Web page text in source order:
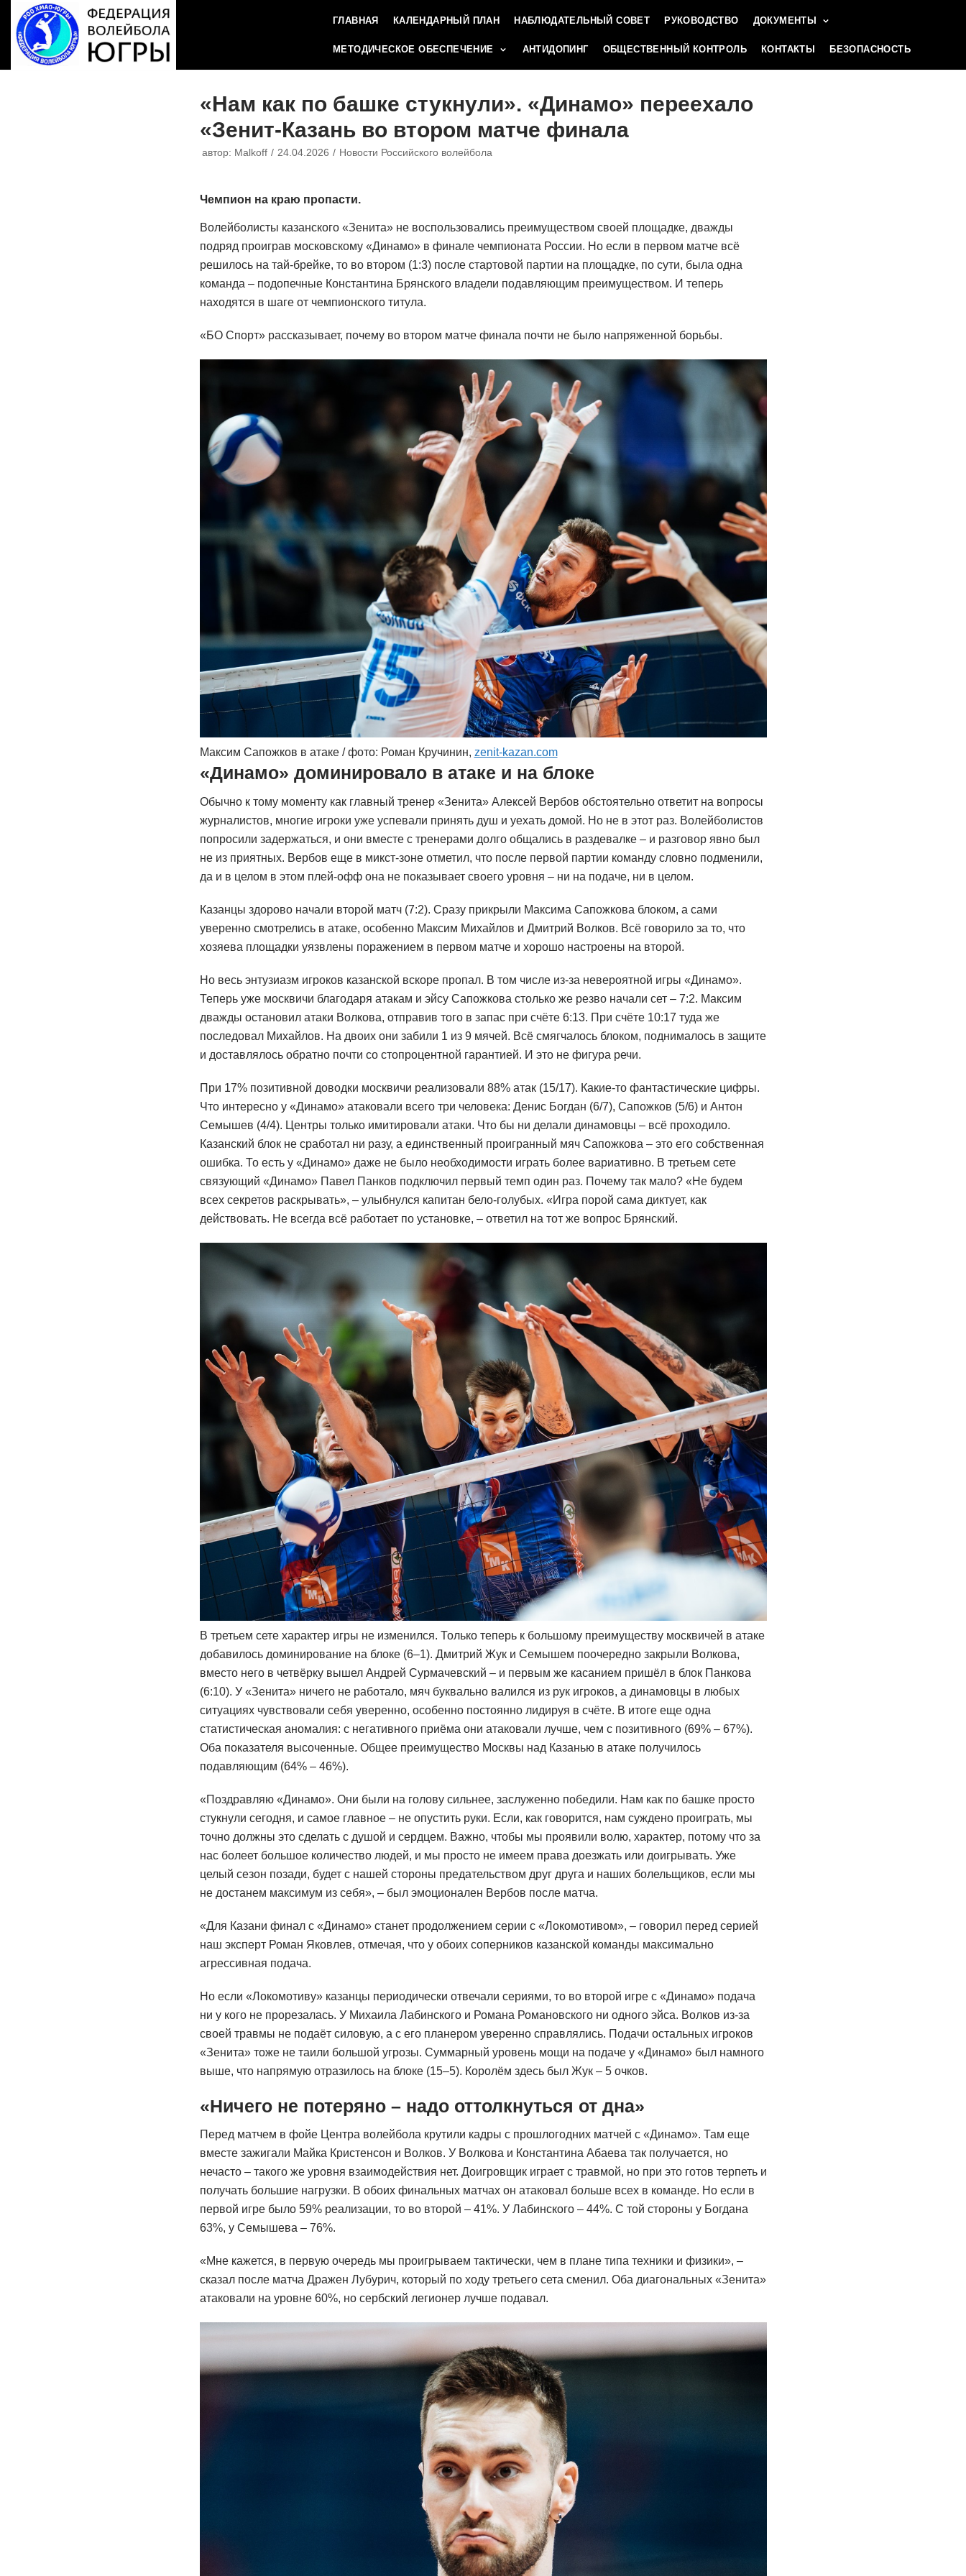
Перейти
к
содержимому
ГЛАВНАЯ КАЛЕНДАРНЫЙ ПЛАН НАБЛЮДАТЕЛЬНЫЙ СОВЕТ РУКОВОДСТВО ДОКУМЕНТЫ
МЕТОДИЧЕСКОЕ ОБЕСПЕЧЕНИЕ АНТИДОПИНГ ОБЩЕСТВЕННЫЙ КОНТРОЛЬ КОНТАКТЫ БЕЗОПАСНОСТЬ
«Нам как по башке стукнули». «Динамо» переехало
«Зенит-Казань во втором матче финала
автор: Malkoff 24.04.2026 Новости Российского волейбола
Чемпион на краю пропасти.
Волейболисты казанского «Зенита» не воспользовались преимуществом своей площадке, дважды
подряд проиграв московскому «Динамо» в финале чемпионата России. Но если в первом матче всё
решилось на тай-брейке, то во втором (1:3) после стартовой партии на площадке, по сути, была одна
команда – подопечные Константина Брянского владели подавляющим преимуществом. И теперь
находятся в шаге от чемпионского титула.
«БО Спорт» рассказывает, почему во втором матче финала почти не было напряженной борьбы.
Максим Сапожков в атаке / фото: Роман Кручинин, zenit-kazan.com
«Динамо» доминировало в атаке и на блоке
Обычно к тому моменту как главный тренер «Зенита» Алексей Вербов обстоятельно ответит на вопросы
журналистов, многие игроки уже успевали принять душ и уехать домой. Но не в этот раз. Волейболистов
попросили задержаться, и они вместе с тренерами долго общались в раздевалке – и разговор явно был
не из приятных. Вербов еще в микст-зоне отметил, что после первой партии команду словно подменили,
да и в целом в этом плей-офф она не показывает своего уровня – ни на подаче, ни в целом.
Казанцы здорово начали второй матч (7:2). Сразу прикрыли Максима Сапожкова блоком, а сами
уверенно смотрелись в атаке, особенно Максим Михайлов и Дмитрий Волков. Всё говорило за то, что
хозяева площадки уязвлены поражением в первом матче и хорошо настроены на второй.
Но весь энтузиазм игроков казанской вскоре пропал. В том числе из-за невероятной игры «Динамо».
Теперь уже москвичи благодаря атакам и эйсу Сапожкова столько же резво начали сет – 7:2. Максим
дважды остановил атаки Волкова, отправив того в запас при счёте 6:13. При счёте 10:17 туда же
последовал Михайлов. На двоих они забили 1 из 9 мячей. Всё смягчалось блоком, поднималось в защите
и доставлялось обратно почти со стопроцентной гарантией. И это не фигура речи.
При 17% позитивной доводки москвичи реализовали 88% атак (15/17). Какие-то фантастические цифры.
Что интересно у «Динамо» атаковали всего три человека: Денис Богдан (6/7), Сапожков (5/6) и Антон
Семышев (4/4). Центры только имитировали атаки. Что бы ни делали динамовцы – всё проходило.
Казанский блок не сработал ни разу, а единственный проигранный мяч Сапожкова – это его собственная
ошибка. То есть у «Динамо» даже не было необходимости играть более вариативно. В третьем сете
связующий «Динамо» Павел Панков подключил первый темп один раз. Почему так мало? «Не будем
всех секретов раскрывать», – улыбнулся капитан бело-голубых. «Игра порой сама диктует, как
действовать. Не всегда всё работает по установке, – ответил на тот же вопрос Брянский.
В третьем сете характер игры не изменился. Только теперь к большому преимуществу москвичей в атаке
добавилось доминирование на блоке (6–1). Дмитрий Жук и Семышем поочередно закрыли Волкова,
вместо него в четвёрку вышел Андрей Сурмачевский – и первым же касанием пришёл в блок Панкова
(6:10). У «Зенита» ничего не работало, мяч буквально валился из рук игроков, а динамовцы в любых
ситуациях чувствовали себя уверенно, особенно постоянно лидируя в счёте. В итоге еще одна
статистическая аномалия: с негативного приёма они атаковали лучше, чем с позитивного (69% – 67%).
Оба показателя высоченные. Общее преимущество Москвы над Казанью в атаке получилось
подавляющим (64% – 46%).
«Поздравляю «Динамо». Они были на голову сильнее, заслуженно победили. Нам как по башке просто
стукнули сегодня, и самое главное – не опустить руки. Если, как говорится, нам суждено проиграть, мы
точно должны это сделать с душой и сердцем. Важно, чтобы мы проявили волю, характер, потому что за
нас болеет большое количество людей, и мы просто не имеем права доезжать или доигрывать. Уже
целый сезон позади, будет с нашей стороны предательством друг друга и наших болельщиков, если мы
не достанем максимум из себя», – был эмоционален Вербов после матча.
«Для Казани финал с «Динамо» станет продолжением серии с «Локомотивом», – говорил перед серией
наш эксперт Роман Яковлев, отмечая, что у обоих соперников казанской команды максимально
агрессивная подача.
Но если «Локомотиву» казанцы периодически отвечали сериями, то во второй игре с «Динамо» подача
ни у кого не прорезалась. У Михаила Лабинского и Романа Романовского ни одного эйса. Волков из-за
своей травмы не подаёт силовую, а с его планером уверенно справлялись. Подачи остальных игроков
«Зенита» тоже не таили большой угрозы. Суммарный уровень мощи на подаче у «Динамо» был намного
выше, что напрямую отразилось на блоке (15–5). Королём здесь был Жук – 5 очков.
«Ничего не потеряно – надо оттолкнуться от дна»
Перед матчем в фойе Центра волейбола крутили кадры с прошлогодних матчей с «Динамо». Там еще
вместе зажигали Майка Кристенсон и Волков. У Волкова и Константина Абаева так получается, но
нечасто – такого же уровня взаимодействия нет. Доигровщик играет с травмой, но при это готов терпеть и
получать большие нагрузки. В обоих финальных матчах он атаковал больше всех в команде. Но если в
первой игре было 59% реализации, то во второй – 41%. У Лабинского – 44%. С той стороны у Богдана
63%, у Семышева – 76%.
«Мне кажется, в первую очередь мы проигрываем тактически, чем в плане типа техники и физики», –
сказал после матча Дражен Лубурич, который по ходу третьего сета сменил. Оба диагональных «Зенита»
атаковали на уровне 60%, но сербский легионер лучше подавал.